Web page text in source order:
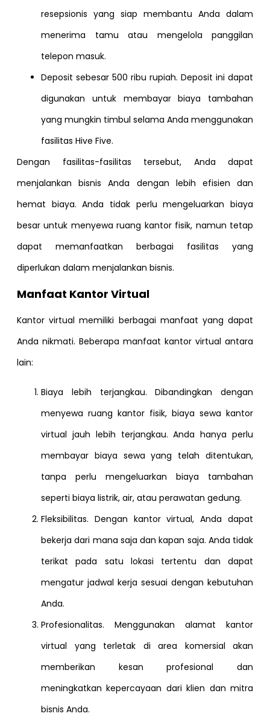
resepsionis yang siap membantu Anda dalam
menerima tamu atau mengelola panggilan
telepon masuk.
Deposit sebesar 500 ribu rupiah. Deposit ini dapat
digunakan untuk membayar biaya tambahan
yang mungkin timbul selama Anda menggunakan
fasilitas Hive Five.
Dengan fasilitas-fasilitas tersebut, Anda dapat
menjalankan bisnis Anda dengan lebih efisien dan
hemat biaya. Anda tidak perlu mengeluarkan biaya
besar untuk menyewa ruang kantor fisik, namun tetap
dapat memanfaatkan berbagai fasilitas yang
diperlukan dalam menjalankan bisnis.
Manfaat Kantor Virtual
Kantor virtual memiliki berbagai manfaat yang dapat
Anda nikmati. Beberapa manfaat kantor virtual antara
lain:
Biaya lebih terjangkau. Dibandingkan dengan
menyewa ruang kantor fisik, biaya sewa kantor
virtual jauh lebih terjangkau. Anda hanya perlu
membayar biaya sewa yang telah ditentukan,
tanpa perlu mengeluarkan biaya tambahan
seperti biaya listrik, air, atau perawatan gedung.
Fleksibilitas. Dengan kantor virtual, Anda dapat
bekerja dari mana saja dan kapan saja. Anda tidak
terikat pada satu lokasi tertentu dan dapat
mengatur jadwal kerja sesuai dengan kebutuhan
Anda.
Profesionalitas. Menggunakan alamat kantor
virtual yang terletak di area komersial akan
memberikan kesan profesional dan
meningkatkan kepercayaan dari klien dan mitra
bisnis Anda.